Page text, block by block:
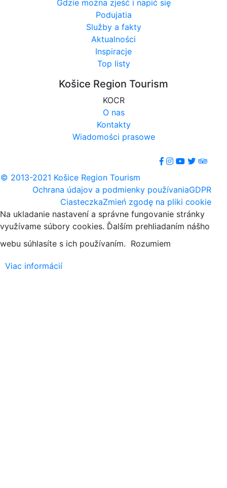
Gdzie można zjeść i napić się
Podujatia
Služby a fakty
Aktualności
Inspiracje
Top listy
Košice Region Tourism
KOCR
O nas
Kontakty
Wiadomości prasowe
© 2013-2021 Košice Region Tourism
Ochrana údajov a podmienky používaniaGDPR
CiasteczkaZmień zgodę na pliki cookie
Na ukladanie nastavení a správne fungovanie stránky
využívame súbory cookies. Ďalším prehliadaním nášho
webu súhlasíte s ich používaním. Rozumiem
Viac informácií